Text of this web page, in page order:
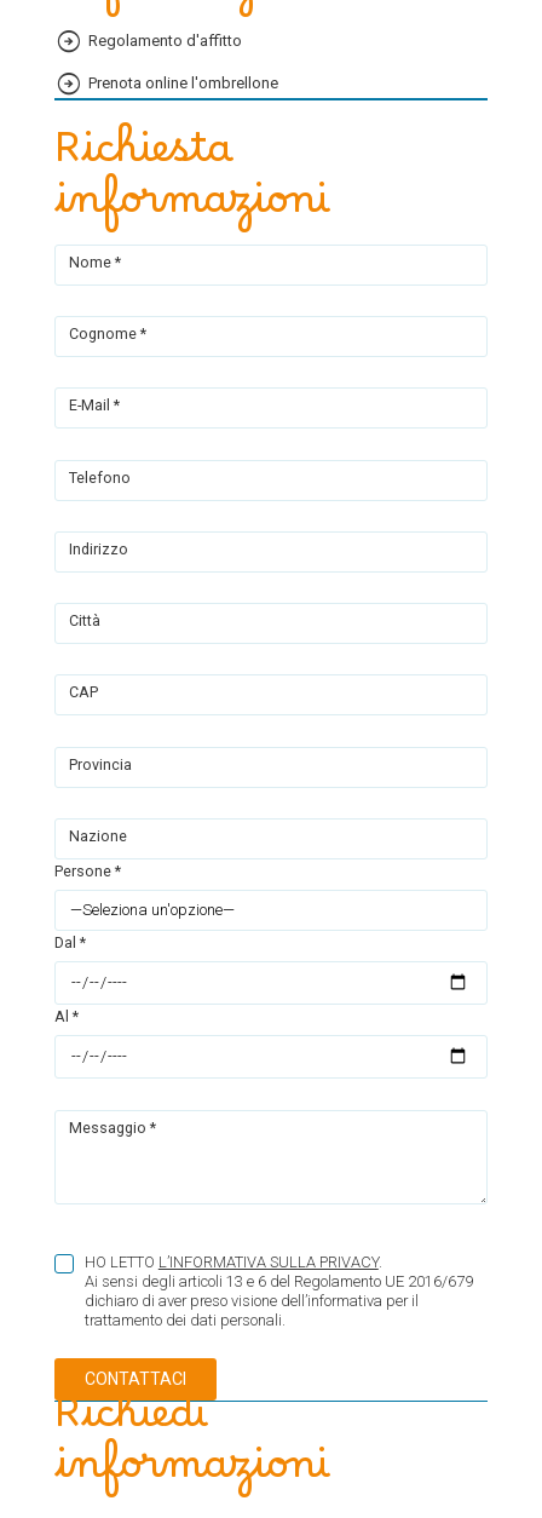
Regolamento d'affitto
Prenota online l'ombrellone
Richiesta
informazioni
Nome *
Cognome *
E-Mail *
Telefono
Indirizzo
Città
CAP
Provincia
Nazione
Persone *
Dal *
Al *
Messaggio *
HO LETTO L’INFORMATIVA SULLA PRIVACY.
Ai sensi degli articoli 13 e 6 del Regolamento UE 2016/679
dichiaro di aver preso visione dell’informativa per il
trattamento dei dati personali.
Richiedi
informazioni